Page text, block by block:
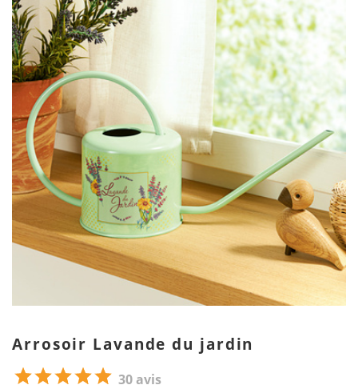
Arrosoir Lavande du jardin
30 avis